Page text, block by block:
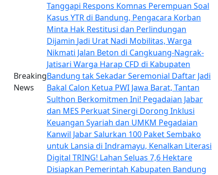
Breaking
News
Tanggapi Respons Komnas Perempuan Soal
Kasus YTR di Bandung, Pengacara Korban
Minta Hak Restitusi dan Perlindungan
Dijamin Jadi Urat Nadi Mobilitas, Warga
Nikmati Jalan Beton di Cangkuang-Nagrak-
Jatisari Warga Harap CFD di Kabupaten
Bandung tak Sekadar Seremonial Daftar Jadi
Bakal Calon Ketua PWI Jawa Barat, Tantan
Sulthon Berkomitmen Ini! Pegadaian Jabar
dan MES Perkuat Sinergi Dorong Inklusi
Keuangan Syariah dan UMKM Pegadaian
Kanwil Jabar Salurkan 100 Paket Sembako
untuk Lansia di Indramayu, Kenalkan Literasi
Digital TRING! Lahan Seluas 7,6 Hektare
Disiapkan Pemerintah Kabupaten Bandung